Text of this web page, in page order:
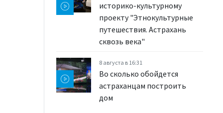
историко-культурному
проекту "Этнокультурные
путешествия. Астрахань
сквозь века"
8 августа в 16:31
Во сколько обойдется
астраханцам построить
дом